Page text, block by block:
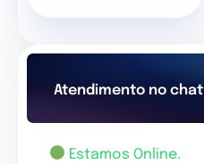
Atendimento no chat
Estamos Online.